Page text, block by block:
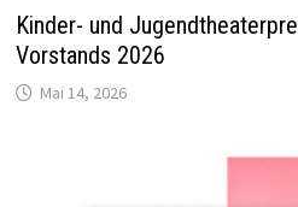
Kinder- und
Vorstands 2026
Mai 14, 2026